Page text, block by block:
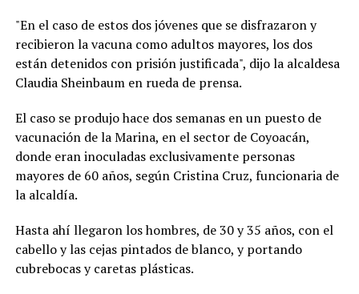
"En el caso de estos dos jóvenes que se disfrazaron y
recibieron la vacuna como adultos mayores, los dos
están detenidos con prisión justificada", dijo la alcaldesa
Claudia Sheinbaum en rueda de prensa.
El caso se produjo hace dos semanas en un puesto de
vacunación de la Marina, en el sector de Coyoacán,
donde eran inoculadas exclusivamente personas
mayores de 60 años, según Cristina Cruz, funcionaria de
la alcaldía.
Hasta ahí llegaron los hombres, de 30 y 35 años, con el
cabello y las cejas pintados de blanco, y portando
cubrebocas y caretas plásticas.